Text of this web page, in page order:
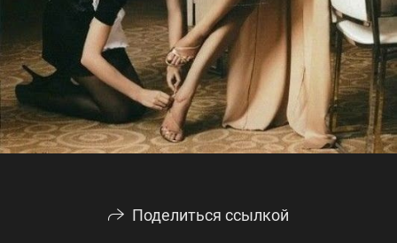
Поделиться ссылкой